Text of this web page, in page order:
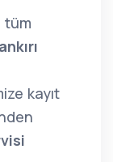
tüm
kayıt